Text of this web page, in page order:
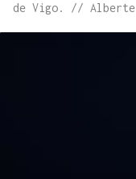
de Vigo. // Alberte